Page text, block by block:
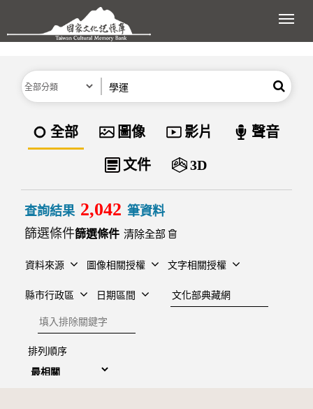
跳到主要內容區塊
展
分類 搜尋
資料類型
全部 圖像 影片 聲音
文件 3D
查詢結果 2,042 筆資料
篩選條件
清除全部
資料來源 圖像相關授權 文字相關授權
縣市行政區 日期區間
建檔單位
排除關鍵字
排列順序